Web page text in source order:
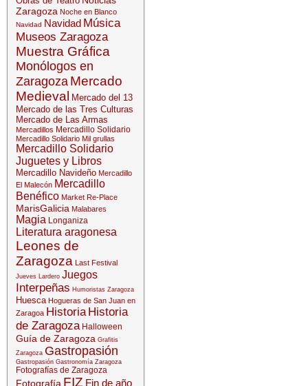
Zaragoza Noche en Blanco
Navidad Navidad Música
Museos Zaragoza
Muestra Gráfica
Monólogos en
Zaragoza Mercado
Medieval
Mercado del 13
Mercado de las Tres Culturas
Mercado de Las Armas
Mercadillos Mercadillo Solidario
Mercadillo Solidario Mil grullas
Mercadillo Solidario
Juguetes y Libros
Mercadillo Navideño Mercadillo
El Malecón Mercadillo
Benéfico Market Re-Place
MarisGalicia Malabares
Magia Longaniza
Literatura aragonesa
Leones de
Zaragoza Last Festival
Jueves Lardero Juegos
Interpeñas Humoristas Zaragoza
Huesca Hogueras de San Juan en
Zaragoa Historia Historia
de Zaragoza Halloween
Guía de Zaragoza Grafitis
Zaragoza Gastropasión
Gastropasión Gastronomía Zaragoza
Fotografías de Zaragoza
Fotografía FIZ Fin de año